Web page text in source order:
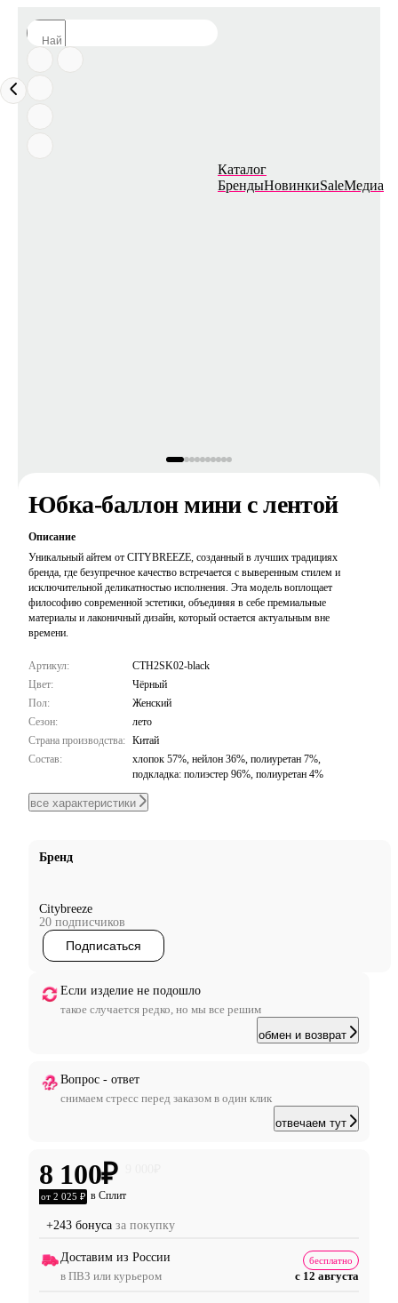
Каталог
БрендыНовинкиSaleМедиа
Юбка-баллон мини с лентой
Описание
Уникальный айтем от CITYBREEZE, созданный в лучших традициях
бренда, где безупречное качество встречается с выверенным стилем и
исключительной деликатностью исполнения. Эта модель воплощает
философию современной эстетики, объединяя в себе премиальные
материалы и лаконичный дизайн, который остается актуальным вне
времени.
Артикул:
CTH2SK02-black
Цвет:
Чёрный
Пол:
Женский
Сезон:
лето
Страна производства: Китай
Состав:
хлопок 57%, нейлон 36%, полиуретан 7%,
подкладка: полиэстер 96%, полиуретан 4%
все характеристики
Бренд
Citybreeze
20 подписчиков
Подписаться
Если изделие не подошло
такое случается редко, но мы все решим
обмен и возврат
Вопрос - ответ
снимаем стресс перед заказом в один клик
отвечаем тут
8 100₽
от 2 025 ₽ в Сплит
+243 бонуса за покупку
Доставим из России
в ПВЗ или курьером
бесплатно
с 12 августа